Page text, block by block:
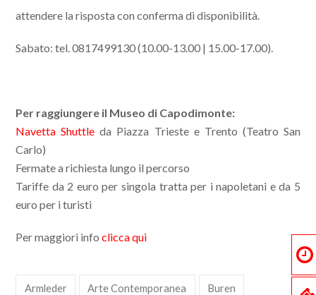
attendere la risposta con conferma di disponibilità.
Sabato: tel. 0817499130 (10.00-13.00 | 15.00-17.00).
Per raggiungere il Museo di Capodimonte:
Navetta Shuttle da Piazza Trieste e Trento (Teatro San
Carlo)
Fermate a richiesta lungo il percorso
Tariffe da 2 euro per singola tratta per i napoletani e da 5
euro per i turisti
Per maggiori infoclicca qui
Armleder Arte Contemporanea Buren